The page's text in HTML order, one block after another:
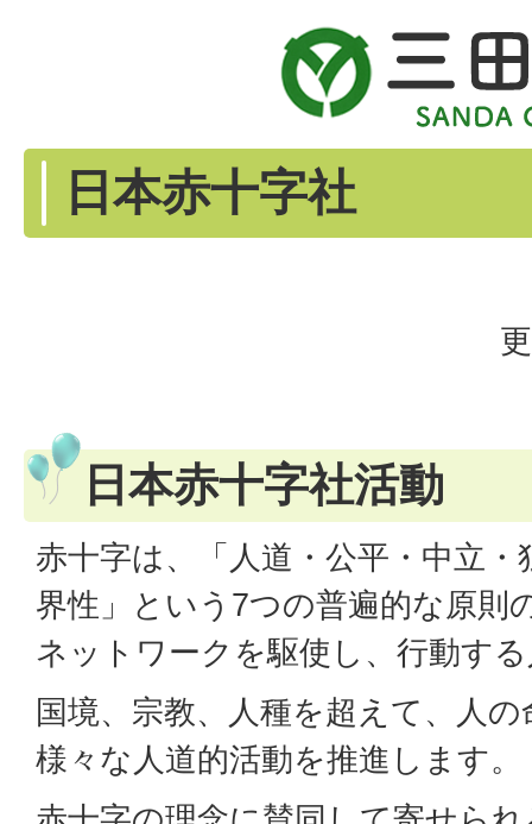
日本赤十字社
日本赤十字社活動
赤十字は、「人道・公平・中立・
界性」という7つの普遍的な原則
ネットワークを駆使し、行動す
国境、宗教、人種を超えて、人
様々な人道的活動を推進します。